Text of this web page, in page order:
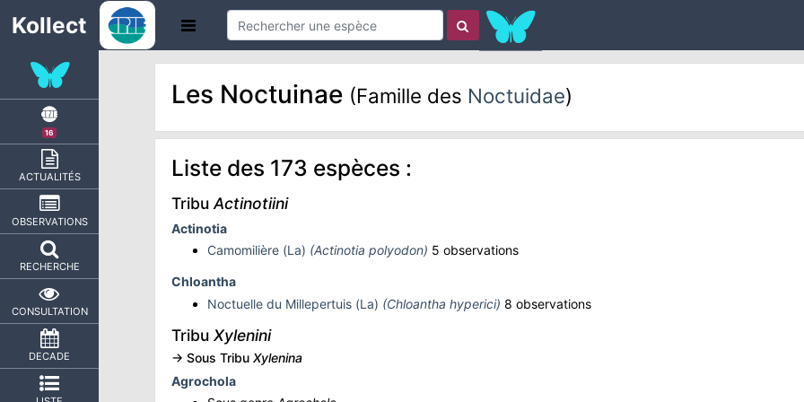
Kollect
16
ACTUALITÉS
OBSERVATIONS
RECHERCHE
CONSULTATION
DECADE
Les Noctuinae (Famille des Noctuidae)
Liste des 173 espèces :
Tribu Actinotiini
Actinotia
Camomilière (La) (Actinotia polyodon) 5 observations
Chloantha
Noctuelle du Millepertuis (La) (Chloantha hyperici) 8 observations
Tribu Xylenini
-> Sous Tribu Xylenina
Agrochola